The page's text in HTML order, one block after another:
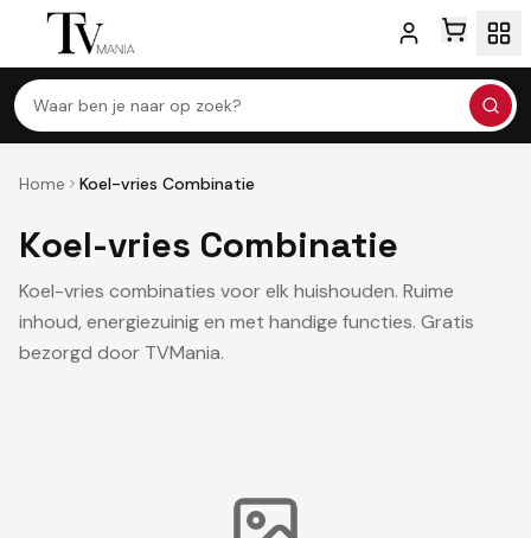
Waar ben je naar op zoek?
Home Koel-vries Combinatie
Koel-vries Combinatie
Koel-vries combinaties voor elk huishouden. Ruime
inhoud, energiezuinig en met handige functies. Gratis
bezorgd door TVMania.